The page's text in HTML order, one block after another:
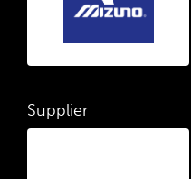
Supplier